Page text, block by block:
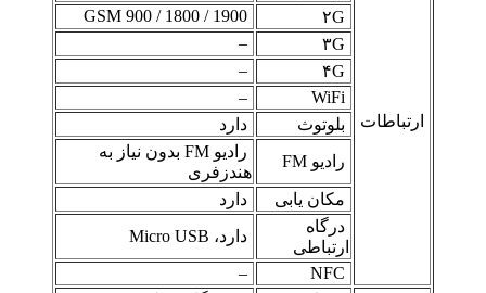
ارتباطات
–
–
–
بلوتوث
دارد
رادیو FM
رادیو FM بدون نیاز به
هندزفری
مکان یابی
دارد
درگاه
ارتباطی
دارد، Micro USB
–